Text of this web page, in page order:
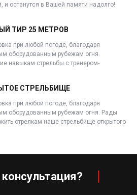
и останутся в Вашей памяти надолго!
ТИР 25 МЕТРОВ
при любой погоде, благодаря
оборудованным рубежам огня.
навыкам стрельбы с тренером-
СТРЕЛЬБИЩЕ
при любой погоде, благодаря
оборудованным рубежам огня. Рады
стрелкам наше стрельбище открытого